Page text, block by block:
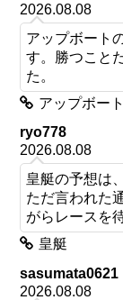
2026.08.08
アップボート
す。勝つこと
た。
アップボー
ryo778
2026.08.08
皇艇の予想は
ただ言われた
がらレースを
皇艇
sasumata0621
2026.08.08